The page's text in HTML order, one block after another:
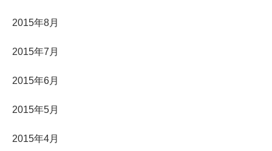
2015年8月
2015年7月
2015年6月
2015年5月
2015年4月